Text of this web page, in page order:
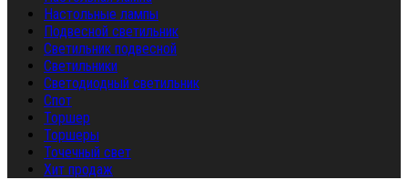
Настольные лампы
Подвесной светильник
Светильник подвесной
Светильники
Светодиодный светильник
Спот
Торшер
Торшеры
Точечный свет
Хит продаж